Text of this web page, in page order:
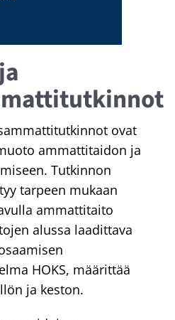
ovat
ammattitaidon ja
Tutkinnon
tarpeen mukaan
ammattitaito
alussa laadittava
HOKS, määrittää
ja keston.